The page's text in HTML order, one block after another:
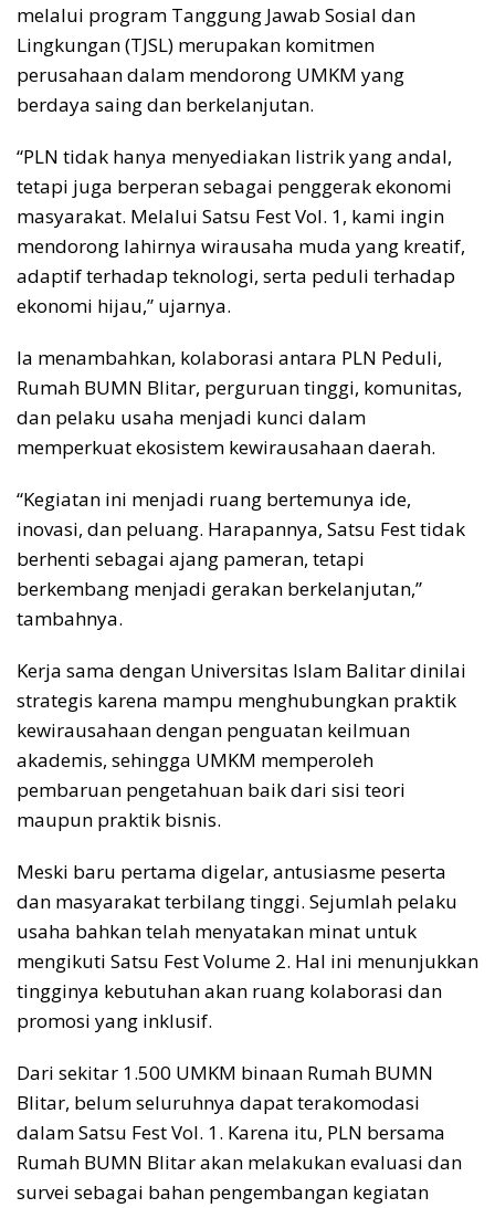
melalui program Tanggung Jawab Sosial dan
Lingkungan (TJSL) merupakan komitmen
perusahaan dalam mendorong UMKM yang
berdaya saing dan berkelanjutan.
“PLN tidak hanya menyediakan listrik yang andal,
tetapi juga berperan sebagai penggerak ekonomi
masyarakat. Melalui Satsu Fest Vol. 1, kami ingin
mendorong lahirnya wirausaha muda yang kreatif,
adaptif terhadap teknologi, serta peduli terhadap
ekonomi hijau,” ujarnya.
Ia menambahkan, kolaborasi antara PLN Peduli,
Rumah BUMN Blitar, perguruan tinggi, komunitas,
dan pelaku usaha menjadi kunci dalam
memperkuat ekosistem kewirausahaan daerah.
“Kegiatan ini menjadi ruang bertemunya ide,
inovasi, dan peluang. Harapannya, Satsu Fest tidak
berhenti sebagai ajang pameran, tetapi
berkembang menjadi gerakan berkelanjutan,”
tambahnya.
Kerja sama dengan Universitas Islam Balitar dinilai
strategis karena mampu menghubungkan praktik
kewirausahaan dengan penguatan keilmuan
akademis, sehingga UMKM memperoleh
pembaruan pengetahuan baik dari sisi teori
maupun praktik bisnis.
Meski baru pertama digelar, antusiasme peserta
dan masyarakat terbilang tinggi. Sejumlah pelaku
usaha bahkan telah menyatakan minat untuk
mengikuti Satsu Fest Volume 2. Hal ini menunjukkan
tingginya kebutuhan akan ruang kolaborasi dan
promosi yang inklusif.
Dari sekitar 1.500 UMKM binaan Rumah BUMN
Blitar, belum seluruhnya dapat terakomodasi
dalam Satsu Fest Vol. 1. Karena itu, PLN bersama
Rumah BUMN Blitar akan melakukan evaluasi dan
survei sebagai bahan pengembangan kegiatan